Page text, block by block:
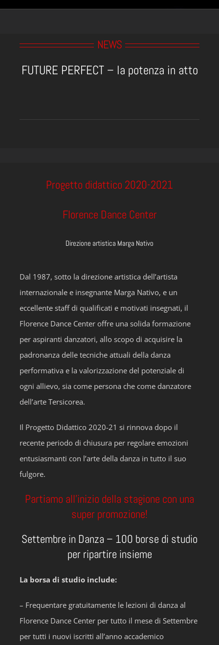
NEWS
FUTURE PERFECT – la potenza in atto
Progetto didattico 2020-2021
Florence Dance Center
Direzione artistica Marga Nativo
Dal 1987, sotto la direzione artistica dell’artista
internazionale e insegnante Marga Nativo, e un
eccellente staff di qualificati e motivati insegnati, il
Florence Dance Center offre una solida formazione
per aspiranti danzatori, allo scopo di acquisire la
padronanza delle tecniche attuali della danza
performativa e la valorizzazione del potenziale di
ogni allievo, sia come persona che come danzatore
dell’arte Tersicorea.
Il Progetto Didattico 2020-21 si rinnova dopo il
recente periodo di chiusura per regolare emozioni
entusiasmanti con l’arte della danza in tutto il suo
fulgore.
Partiamo all’inizio della stagione con una
super promozione!
Settembre in Danza – 100 borse di studio
per ripartire insieme
La borsa di studio include:
– Frequentare gratuitamente le lezioni di danza al
Florence Dance Center per tutto il mese di Settembre
per tutti i nuovi iscritti all’anno accademico